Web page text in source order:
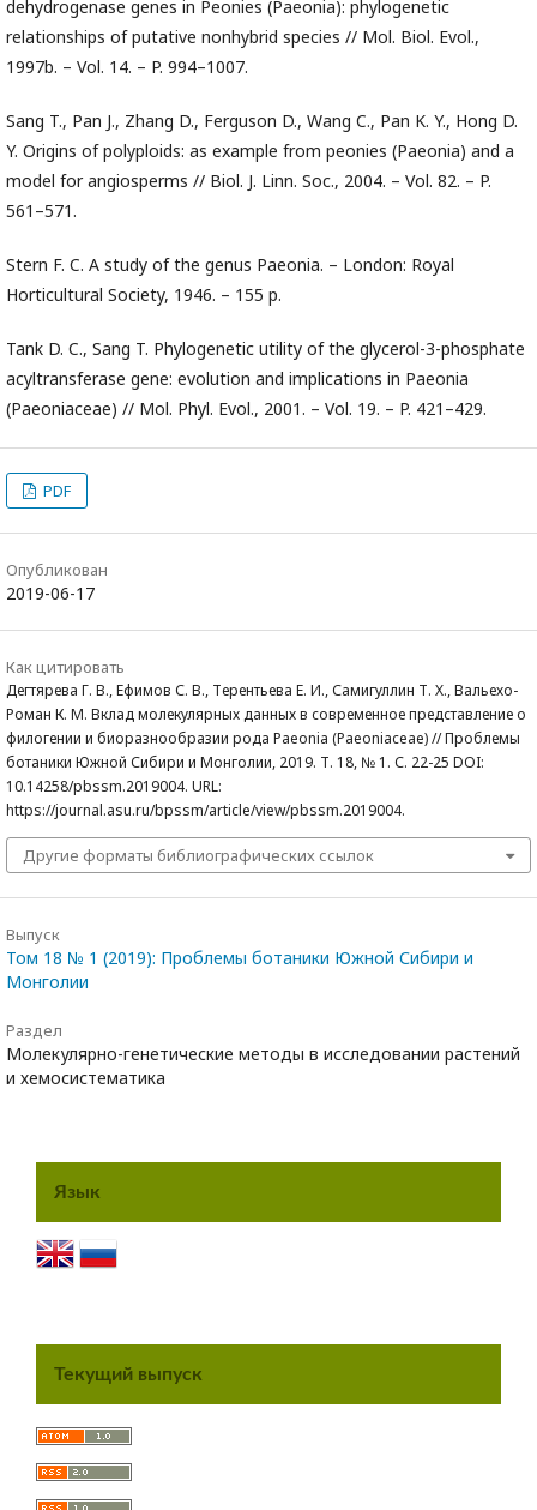
dehydrogenase genes in Peonies (Paeonia): phylogenetic
relationships of putative nonhybrid species // Mol. Biol. Evol.,
1997b. – Vol. 14. – P. 994–1007.
Sang T., Pan J., Zhang D., Ferguson D., Wang C., Pan K. Y., Hong D.
Y. Origins of polyploids: as example from peonies (Paeonia) and a
model for angiosperms // Biol. J. Linn. Soc., 2004. – Vol. 82. – P.
561–571.
Stern F. C. A study of the genus Paeonia. – London: Royal
Horticultural Society, 1946. – 155 p.
Tank D. C., Sang T. Phylogenetic utility of the glycerol-3-phosphate
acyltransferase gene: evolution and implications in Paeonia
(Paeoniaceae) // Mol. Phyl. Evol., 2001. – Vol. 19. – P. 421–429.
PDF
Опубликован
2019-06-17
Как цитировать
Дегтярева Г. В., Ефимов С. В., Терентьева Е. И., Самигуллин Т. Х., Вальехо-
Роман К. М. Вклад молекулярных данных в современное представление о
филогении и биоразнообразии рода Paeonia (Paeoniaceae) // Проблемы
ботаники Южной Сибири и Монголии, 2019. Т. 18, № 1. С. 22-25 DOI:
10.14258/pbssm.2019004. URL:
https://journal.asu.ru/bpssm/article/view/pbssm.2019004.
Другие форматы библиографических ссылок
Выпуск
Том 18 № 1 (2019): Проблемы ботаники Южной Сибири и
Монголии
Раздел
Молекулярно-генетические методы в исследовании растений
и хемосистематика
Язык
Текущий выпуск